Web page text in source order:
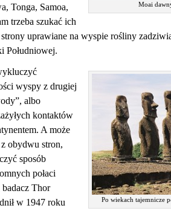
Moai
Tonga, Samoa,
trzeba szukać ich
uprawiane na wyspie rośliny
Południowej.
Po wiekach tajemnicze
wyspy z drugiej
albo
kontaktów
A może
z obydwu stron,
sposób
połaci
Thor
w 1947 roku